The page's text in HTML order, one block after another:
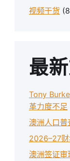
视频干货
最
Tony
革力度不足
澳洲人口普
2026–27
澳洲签证